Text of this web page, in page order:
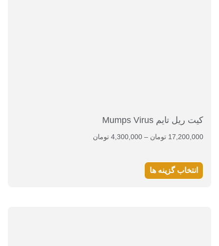
کیت ریل تایم Mumps Virus
17,200,000 تومان –
4,300,000 تومان
انتخاب گزینه ها